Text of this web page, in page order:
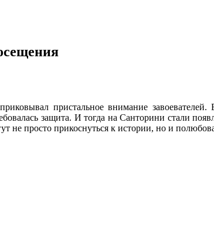
пристальное внимание
защита. И тогда на Санторини стали
не просто прикоснуться к истории, но и